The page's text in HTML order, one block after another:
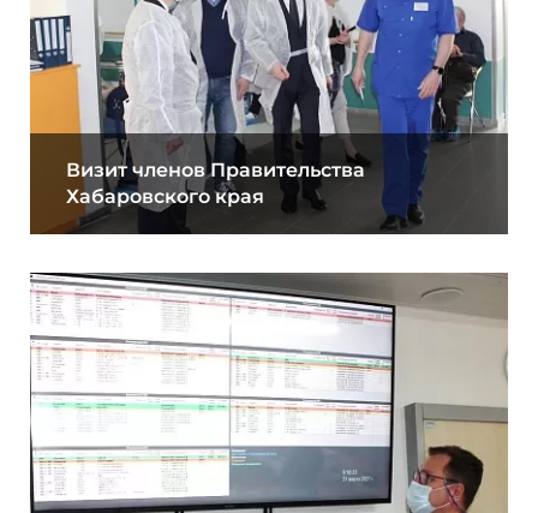
Визит членов Правительства
Хабаровского края
06.05.2021